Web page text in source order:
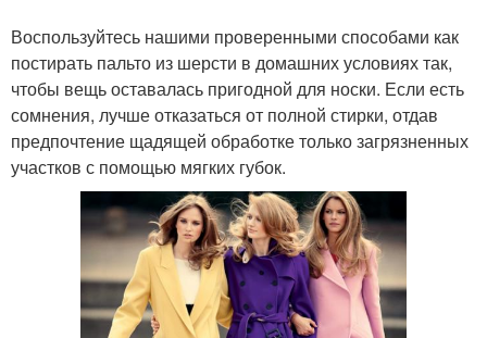
Воспользуйтесь нашими проверенными способами как
постирать пальто из шерсти в домашних условиях так,
чтобы вещь оставалась пригодной для носки. Если есть
сомнения, лучше отказаться от полной стирки, отдав
предпочтение щадящей обработке только загрязненных
участков с помощью мягких губок.